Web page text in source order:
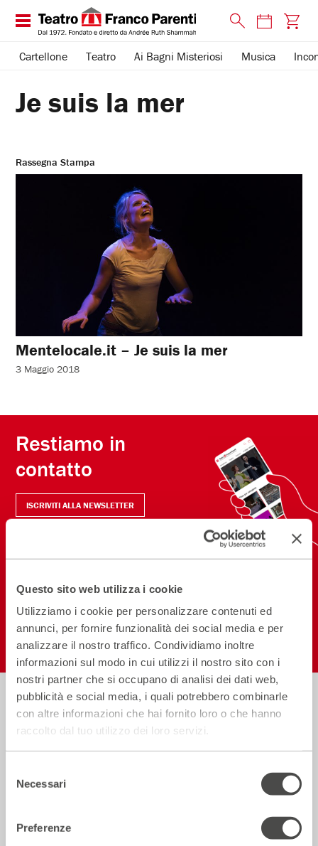
Questo sito web utilizza i cookie
Utilizziamo i cookie per personalizzare contenuti ed
annunci, per fornire funzionalità dei social media e per
analizzare il nostro traffico. Condividiamo inoltre
informazioni sul modo in cui utilizzi il nostro sito con i
nostri partner che si occupano di analisi dei dati web,
pubblicità e social media, i quali potrebbero combinarle
con altre informazioni che hai fornito loro o che hanno
raccolto dal tuo utilizzo dei loro servizi.
delNecessari
Preferenze
Cartellone Teatro Ai Bagni Misteriosi Musica
Je suis la mer
Rassegna Stampa
Mentelocale.it – Je suis la mer
3 Maggio 2018
Restiamo in
contatto
ISCRIVITI ALLA NEWSLETTER
Seguici sui social
Informazioni
utili
Biglietteria
02.59995206
Orari in vigore dall’1 al 31 Luglio
Dom:
apertura del solo botteghino un’ora prima dell’inizio